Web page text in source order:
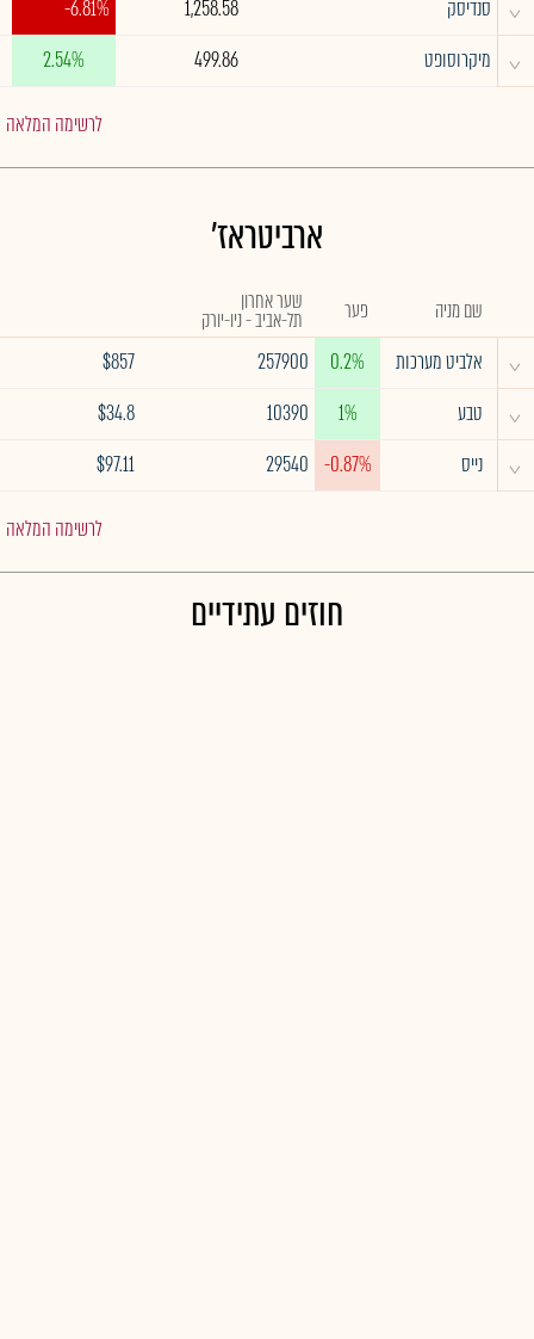
^ סנדיסק 1,258.58
-6.81%
^ מיקרוסופט 499.86
2.54%
לרשימה המלאה
ארביטראז'
שם מניה פער שער אחרון
תל-אביב - ניו-יורק
^ אלביט מערכות 0.2%
257900
$857
^ טבע 1%
10390
$34.8
^ נייס -0.87%
29540
$97.11
לרשימה המלאה
חוזים עתידיים